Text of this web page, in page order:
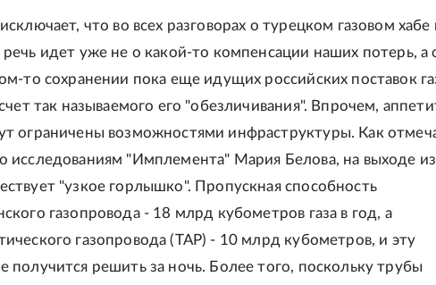
что во всех разговорах о турецком газовом хабе
идет уже не о какой-то компенсации наших потерь, а
то сохранении пока еще идущих российских поставок
так называемого его "обезличивания". Впрочем,
ограничены возможностями инфраструктуры. Как
исследованиям "Имплемента" Мария Белова, на выходе из
"узкое горлышко". Пропускная способность
газопровода - 18 млрд кубометров газа в год, а
газопровода (ТАР) - 10 млрд кубометров, и эту
получится решить за ночь. Более того, поскольку трубы